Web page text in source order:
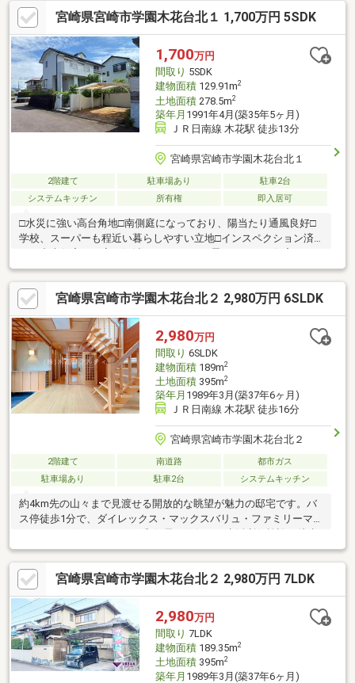
宮崎県宮崎市学園木花台北１ 1,700万円 5SDK
1,700万円
間取り 5SDK
建物面積129.91m2
土地面積278.5m2
築年月 1991年4月(築35年5ヶ月)
ＪＲ日南線 木花駅 徒歩13分
宮崎県宮崎市学園木花台北１
2階建て 駐車場あり
駐車2台
システムキッチン
所有権 即入居可
□水災に強い高台角地□南側庭になっており、陽当たり通風良好□
学校、スーパーも程近い暮らしやすい立地□インスペクション済
青島方面へのアクセス◎セカンドハウスにも
宮崎県宮崎市学園木花台北２ 2,980万円 6SLDK
2,980万円
間取り 6SLDK
建物面積189m2
土地面積395m2
築年月 1989年3月(築37年6ヶ月)
ＪＲ日南線 木花駅 徒歩16分
宮崎県宮崎市学園木花台北２
2階建て 南道路
都市ガス
駐車場あり
駐車2台 システムキッチン
約4km先の山々まで見渡せる開放的な眺望が魅力の邸宅です。バ
ス停徒歩1分で、ダイレックス・マックスバリュ・ファミリーマー
圏に揃い、日々の暮らしも快適です。学園都市「学園木花台」の
美しい街並みに調和する和の趣ある佇まいで、敷地約119坪・建
物約57坪のゆとりある設計。LDKに加え6部屋を備え、二世帯や来
客の多いご家庭にも対応可能です。丁寧に維持管理されて大きな
リフォームは不要です。ぜひ現地にて、随所に息づく匠の技と上
質な住空間をご体感ください。 株式会社木花リアルティ
TEL0985-77-7553 スーモを見たとお伝えください。
宮崎県宮崎市学園木花台北２ 2,980万円 7LDK
2,980万円
間取り 7LDK
建物面積189.35m2
土地面積395m2
築年月 1989年3月(築37年6ヶ月)